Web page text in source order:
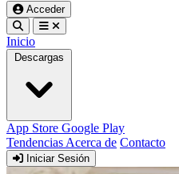
Acceder
Inicio
Descargas
App Store Google Play
Tendencias Acerca de Contacto
Iniciar Sesión